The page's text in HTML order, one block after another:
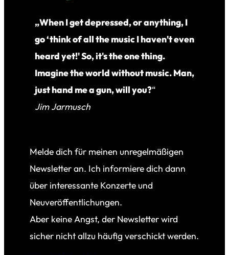
„When I get depressed, or anything, I
go ‘think of all the music I haven't even
heard yet!' So, it's the one thing.
Imagine the world without music. Man,
just hand me a gun, will you?“
Jim Jarmusch
Melde dich für meinen unregelmäßigen
Newsletter an. Ich informiere dich dann
über interessante Konzerte und
Neuveröffentlichungen.
Aber keine Angst, der Newsletter wird
sicher nicht allzu häufig verschickt werden.